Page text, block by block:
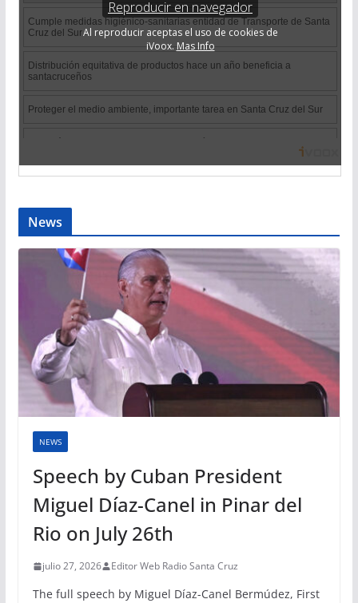
News
NEWS
Speech by Cuban President
Miguel Díaz-Canel in Pinar del
Rio on July 26th
julio 27, 2026 Editor Web Radio Santa Cruz
The full speech by Miguel Díaz-Canel Bermúdez, First